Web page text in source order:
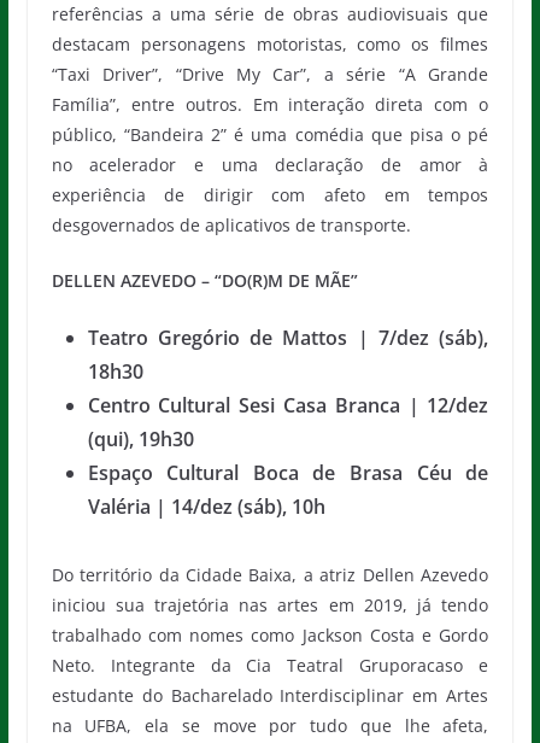
referências a uma série de obras audiovisuais que
destacam personagens motoristas, como os filmes
“Taxi Driver”, “Drive My Car”, a série “A Grande
Família”, entre outros. Em interação direta com o
público, “Bandeira 2” é uma comédia que pisa o pé
no acelerador e uma declaração de amor à
experiência de dirigir com afeto em tempos
desgovernados de aplicativos de transporte.
DELLEN AZEVEDO – “DO(R)M DE MÃE”
Teatro Gregório de Mattos | 7/dez (sáb),
18h30
Centro Cultural Sesi Casa Branca | 12/dez
(qui), 19h30
Espaço Cultural Boca de Brasa Céu de
Valéria | 14/dez (sáb), 10h
Do território da Cidade Baixa, a atriz Dellen Azevedo
iniciou sua trajetória nas artes em 2019, já tendo
trabalhado com nomes como Jackson Costa e Gordo
Neto. Integrante da Cia Teatral Gruporacaso e
estudante do Bacharelado Interdisciplinar em Artes
na UFBA, ela se move por tudo que lhe afeta,